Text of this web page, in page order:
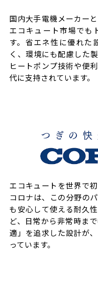
国内大手電機メーカー
エコキュート市場でも
す。省エネ性に優れた
く、環境にも配慮した
ヒートポンプ技術や便
代に支持されています。
エコキュートを世界で
コロナは、この分野の
も安心して使える耐久
ど、日常から非常時ま
適」を追求した設計が
っています。